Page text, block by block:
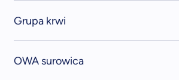
Grupa krwi
OWA surowica